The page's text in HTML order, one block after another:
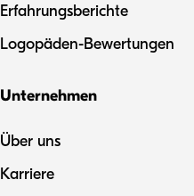
Erfahrungsberichte
Logopäden-Bewertungen
Unternehmen
Über uns
Karriere